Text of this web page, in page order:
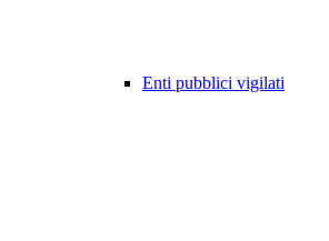
Enti pubblici vigilati